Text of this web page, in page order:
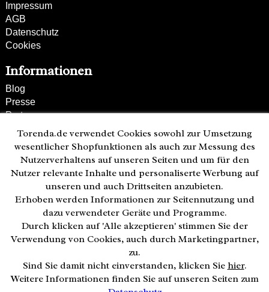
Impressum
AGB
Datenschutz
Cookies
Informationen
Blog
Presse
Partner
Versand und Zahlung
Bestellung wiederrufen
Kunden-Hotline
(040) 244 249-49
Mo - Fr 08:00 - 18:00
• geöffnet
Zahlweisen:
Torenda.de verwendet Cookies sowohl zur Umsetzung
wesentlicher Shopfunktionen als auch zur Messung des
Nutzerverhaltens auf unseren Seiten und um für den
Nutzer relevante Inhalte und personaliserte Werbung auf
unseren und auch Drittseiten anzubieten.
Erhoben werden Informationen zur Seitennutzung und
dazu verwendeter Geräte und Programme.
Durch klicken auf 'Alle akzeptieren' stimmen Sie der
Verwendung von Cookies, auch durch Marketingpartner,
zu.
Sind Sie damit nicht einverstanden, klicken Sie hier.
Weitere Informationen finden Sie auf unseren Seiten zum